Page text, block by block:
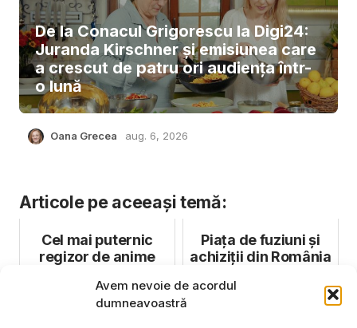
Avem nevoie de acordul
dumneavoastră
De la Conacul Grigorescu la Digi24:
Juranda Kirschner și emisiunea care
a crescut de patru ori audiența într-
o lună
Oana Grecea aug. 6, 2026
Articole pe aceeași temă:
Cel mai puternic
regizor de anime
Piața de fuziuni și
achiziții din România
mld. euro în 2025